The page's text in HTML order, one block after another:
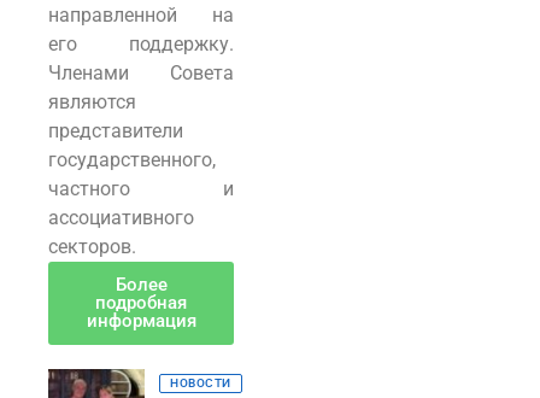
направленной на
его поддержку.
Членами Совета
являются
представители
государственного,
частного и
ассоциативного
секторов.
Более
подробная
информация
НОВОСТИ